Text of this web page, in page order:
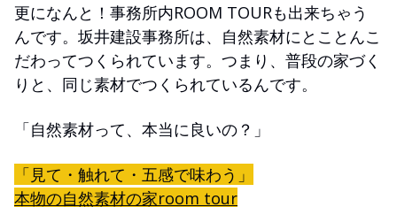
更になんと！事務所内ROOM TOURも出来ちゃう
んです。坂井建設事務所は、自然素材にとことんこ
だわってつくられています。つまり、普段の家づく
りと、同じ素材でつくられているんです。
「自然素材って、本当に良いの？」
「見て・触れて・五感で味わう」
本物の自然素材の家room tour